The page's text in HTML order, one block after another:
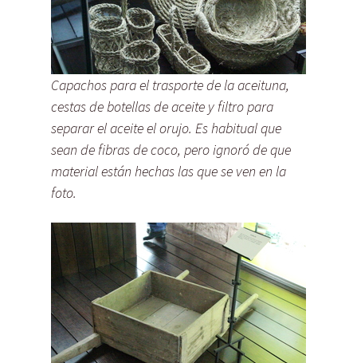
Capachos para el trasporte de la aceituna,
cestas de botellas de aceite y filtro para
separar el aceite el orujo. Es habitual que
sean de fibras de coco, pero ignoró de que
material están hechas las que se ven en la
foto.